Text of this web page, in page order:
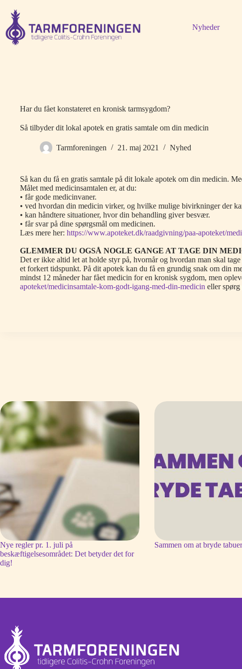
indhold
Nyheder
Har du fået konstateret en kronisk tarmsygdom?
Så tilbyder dit lokal apotek en gratis samtale om din medicin
Tarmforeningen 21. maj 2021 Nyhed
Så kan du få en gratis samtale på dit lokale apotek om din medicin.
Målet med medicinsamtalen er, at du:
• får gode medicinvaner.
• ved hvordan din medicin virker, og hvilke mulige bivirkninger der
• kan håndtere situationer, hvor din behandling giver besvær.
• får svar på dine spørgsmål om medicinen.
Læs mere her: https://www.apoteket.dk/raadgivning/paa-apoteket/
GLEMMER DU OGSÅ NOGLE GANGE AT TAGE DIN
Det er ikke altid let at holde styr på, hvornår og hvordan man skal
et forkert tidspunkt. På dit apotek kan du få en grundig snak om din
mindst 12 måneder har fået medicin for en kronisk sygdom, men
apoteket/medicinsamtale-kom-godt-igang-med-din-medicin eller
Nye regler pr. 1. juli på
beskæftigelsesområdet: Det betyder det for
dig!
Sammen om at bryde